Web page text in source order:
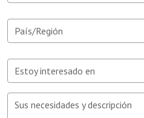
País/Región
Estoy interesado en
Sus necesidades y descripción